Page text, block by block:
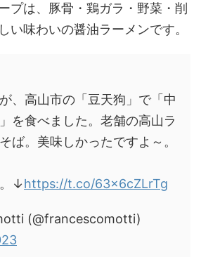
プは、豚骨・鶏ガラ・野菜・削
い味わいの醤油ラーメンです。
、高山市の「豆天狗」で「中
を食べました。老舗の高山ラ
ば。美味しかったですよ～。
↓https://t.co/63x6cZLrTg
(@francescomotti)